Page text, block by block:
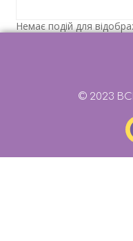
Немає подій для
© 2023